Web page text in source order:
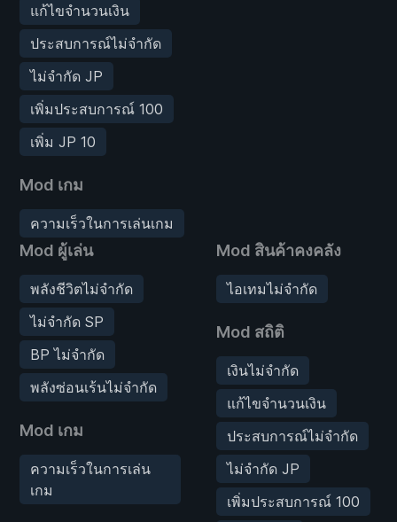
แก้ไขจำนวนเงิน
ประสบการณ์ไม่จำกัด
ไม่จำกัด JP
เพิ่มประสบการณ์ 100
เพิ่ม JP 10
Mod เกม
ความเร็วในการเล่นเกม
Mod ผู้เล่น
พลังชีวิตไม่จำกัด
ไม่จำกัด SP
BP ไม่จำกัด
พลังซ่อนเร้นไม่จำกัด
Mod เกม
ความเร็วในการเล่น
เกม
Mod สินค้าคงคลัง
ไอเทมไม่จำกัด
Mod สถิติ
เงินไม่จำกัด
แก้ไขจำนวนเงิน
ประสบการณ์ไม่จำกัด
ไม่จำกัด JP
เพิ่มประสบการณ์ 100